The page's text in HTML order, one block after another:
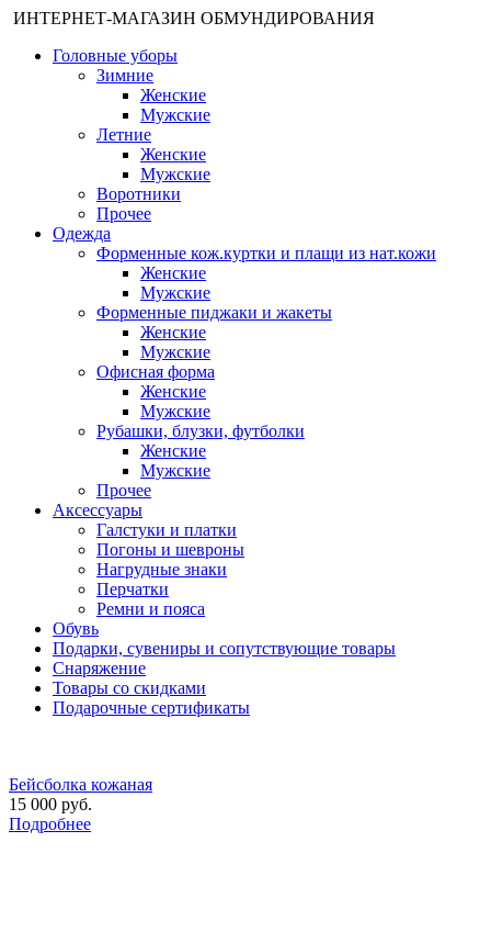
ИНТЕРНЕТ-МАГАЗИН ОБМУНДИРОВАНИЯ
Головные уборы
Зимние
Женские
Мужские
Летние
Женские
Мужские
Воротники
Прочее
Одежда
Форменные кож.куртки и плащи из нат.кожи
Женские
Мужские
Форменные пиджаки и жакеты
Женские
Мужские
Офисная форма
Женские
Мужские
Рубашки, блузки, футболки
Женские
Мужские
Прочее
Аксессуары
Галстуки и платки
Погоны и шевроны
Нагрудные знаки
Перчатки
Ремни и пояса
Обувь
Подарки, сувениры и сопутствующие товары
Снаряжение
Товары со скидками
Подарочные сертификаты
Бейсболка кожаная
15 000 руб.
Подробнее